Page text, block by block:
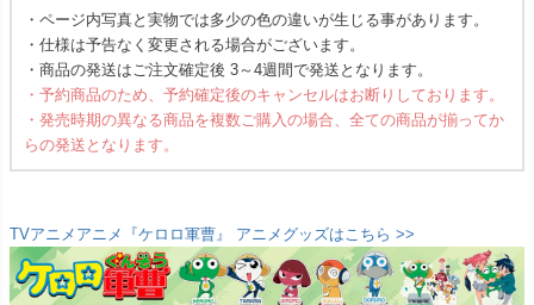
・ページ内写真と実物では多少の色の違いが生じる事があります。
・仕様は予告なく変更される場合がございます。
・商品の発送はご注文確定後 3～4週間で発送となります。
・予約商品のため、予約確定後のキャンセルはお断りしております。
・発売時期の異なる商品を複数ご購入の場合、全ての商品が揃ってか
らの発送となります。
TVアニメアニメ『ケロロ軍曹』 アニメグッズはこちら >>